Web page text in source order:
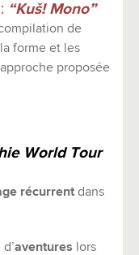
“Kuš! Mono”
de
forme et les
proposée
World Tour
récurrent dans
aventures lors